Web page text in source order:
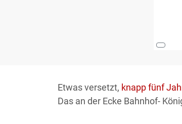
Etwas versetzt, knapp fünf
Das an der Ecke Bahnhof-